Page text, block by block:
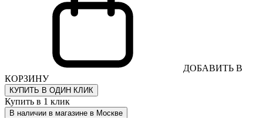
ДОБАВИТЬ В
КОРЗИНУ
КУПИТЬ В ОДИН КЛИК
Купить в 1 клик
В наличии в магазине в Москве